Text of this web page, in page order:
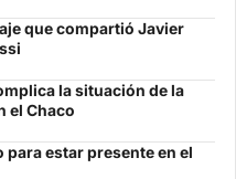
que compartió Javier
la situación de la
el Chaco
estar presente en el